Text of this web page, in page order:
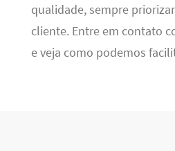
qualidade, sempre
cliente. Entre em contato
e veja como podemos